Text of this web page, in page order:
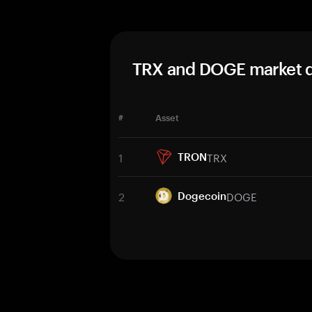
TRX and DOGE market
# Asset
1 TRONTRX
2 DogecoinDOGE